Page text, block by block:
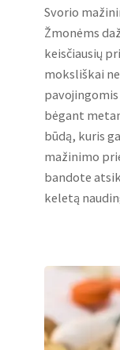
Svorio
Žmonėms
keisčiausių
moksliškai
bėgant
būdą, kuris
mažinimo
bandote
keletą